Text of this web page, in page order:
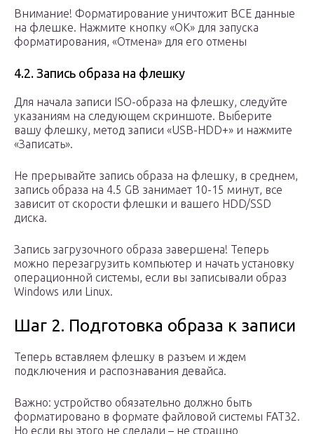
Внимание! Форматирование уничтожит ВСЕ данные
на флешке. Нажмите кнопку «OK» для запуска
форматирования, «Отмена» для его отмены
4.2. Запись образа на флешку
Для начала записи ISO-образа на флешку, следуйте
указаниям на следующем скриншоте. Выберите
вашу флешку, метод записи «USB-HDD+» и нажмите
«Записать».
Не прерывайте запись образа на флешку, в среднем,
запись образа на 4.5 GB занимает 10-15 минут, все
зависит от скорости флешки и вашего HDD/SSD
диска.
Запись загрузочного образа завершена! Теперь
можно перезагрузить компьютер и начать установку
операционной системы, если вы записывали образ
Windows или Linux.
Шаг 2. Подготовка образа к записи
Теперь вставляем флешку в разъем и ждем
подключения и распознавания девайса.
Важно: устройство обязательно должно быть
форматировано в формате файловой системы FAT32.
Но если вы этого не сделали – не страшно